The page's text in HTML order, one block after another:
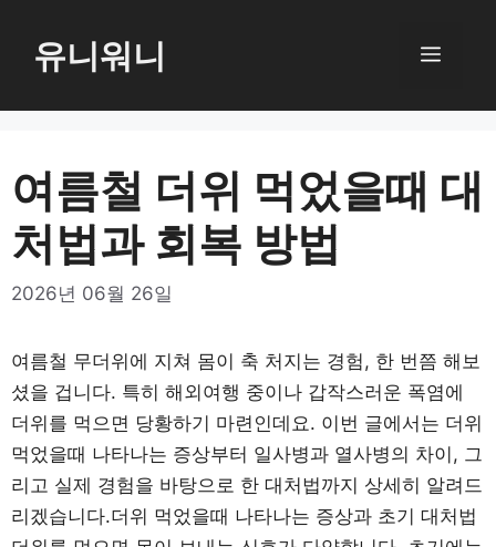
로
뛰
기
유니워니 메
여름철 더위 먹었을때 대
처법과 회복 방법
2026년 06월 26일
여름철 무더위에 지쳐 몸이 축 처지는 경험, 한 번쯤 해보
셨을 겁니다. 특히 해외여행 중이나 갑작스러운 폭염에
더위를 먹으면 당황하기 마련인데요. 이번 글에서는 더위
먹었을때 나타나는 증상부터 일사병과 열사병의 차이, 그
리고 실제 경험을 바탕으로 한 대처법까지 상세히 알려드
리겠습니다.더위 먹었을때 나타나는 증상과 초기 대처법